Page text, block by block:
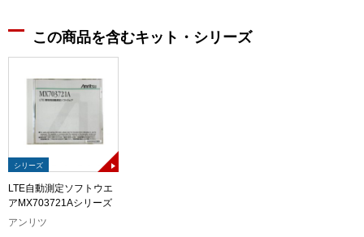
この商品を含むキット・シリーズ
シリーズ
LTE自動測定ソフトウエ
アMX703721Aシリーズ
アンリツ